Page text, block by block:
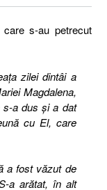
s-au petrecut
zilei dintâi a
Magdalena,
s-a dus şi a dat
cu El, care
a fost văzut de
a arătat, în alt